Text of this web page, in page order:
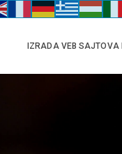
IZRADA VEB SAJTOVA